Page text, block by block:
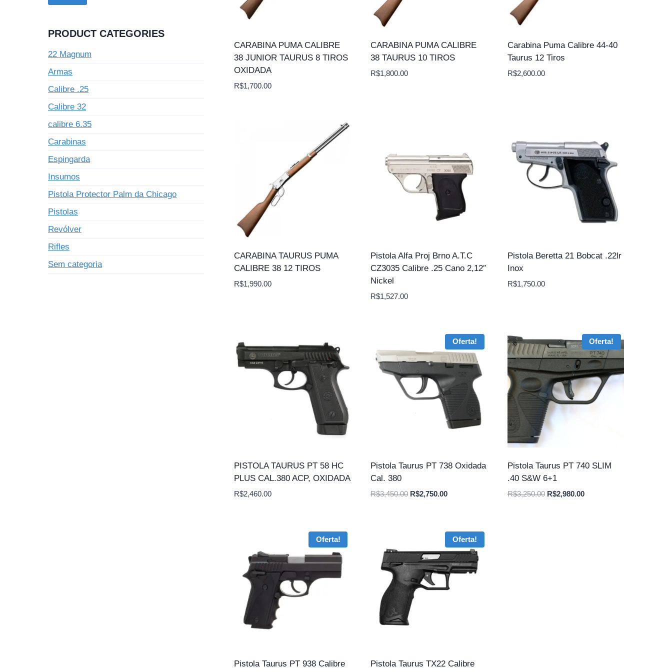
CARABINA PUMA CALIBRE
38 JUNIOR TAURUS 8 TIROS
OXIDADA
R$1,700.00
CARABINA PUMA CALIBRE
38 TAURUS 10 TIROS
R$1,800.00
Carabina Puma Calibre 44-40
Taurus 12 Tiros
R$2,600.00
CARABINA TAURUS PUMA
CALIBRE 38 12 TIROS
R$1,990.00
Pistola Alfa Proj Brno A.T.C
CZ3035 Calibre .25 Cano 2,12″
Nickel
R$1,527.00
Pistola Beretta 21 Bobcat .22lr
Inox
R$1,750.00
PISTOLA TAURUS PT 58 HC
PLUS CAL.380 ACP, OXIDADA
R$2,460.00
Oferta!
Pistola Taurus PT 738 Oxidada
Cal. 380
R$3,450.00 O
R$2,750.00O
R$2,750.00.
Oferta!
Pistola Taurus PT 740 SLIM
.40 S&W 6+1
R$3,250.00 O
R$2,980.00O
Oferta!
Pistola Taurus PT 938 Calibre
Oferta!
Pistola Taurus TX22 Calibre
PRODUCT CATEGORIES
22 Magnum
Armas
Calibre .25
Calibre 32
calibre 6.35
Carabinas
Espingarda
Insumos
Pistola Protector Palm da Chicago
Pistolas
Revólver
Rifles
Sem categoria